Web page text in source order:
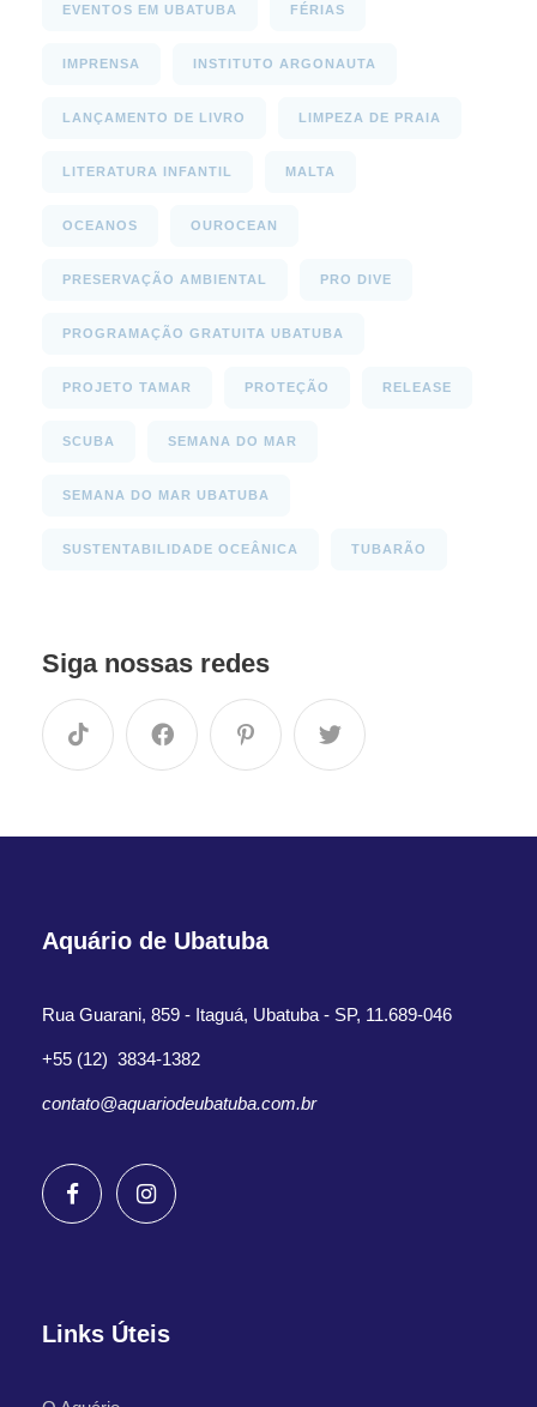
EVENTOS EM UBATUBA FÉRIAS
IMPRENSA INSTITUTO ARGONAUTA
LANÇAMENTO DE LIVRO LIMPEZA DE PRAIA
LITERATURA INFANTIL MALTA
OCEANOS OUROCEAN
PRESERVAÇÃO AMBIENTAL PRO DIVE
PROGRAMAÇÃO GRATUITA UBATUBA
PROJETO TAMAR PROTEÇÃO RELEASE
SCUBA SEMANA DO MAR
SEMANA DO MAR UBATUBA
SUSTENTABILIDADE OCEÂNICA TUBARÃO
Siga nossas redes
Aquário de Ubatuba
Rua Guarani, 859 - Itaguá, Ubatuba - SP, 11.689-046
+55 (12) 3834-1382
contato@aquariodeubatuba.com.br
Links Úteis